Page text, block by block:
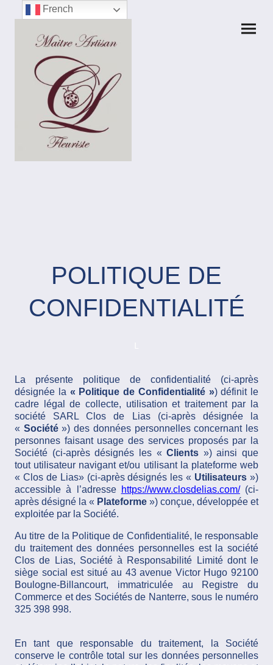
POLITIQUE DE
CONFIDENTIALITÉ
La présente politique de confidentialité (ci-après
désignée la « Politique de Confidentialité ») définit le
cadre légal de collecte, utilisation et traitement par la
société SARL Clos de Lias (ci-après désignée la
« Société») des données personnelles concernant les
personnes faisant usage des services proposés par la
Société (ci-après désignés les «Clients ») ainsi que
tout utilisateur navigant et/ou utilisant la plateforme web
« Clos de Lias» (ci-après désignés les « Utilisateurs »)
accessible à l’adresse https://www.closdelias.com/(ci-
après désigné la « Plateforme ») conçue, développée et
exploitée par la Société.
Au titre de la Politique de Confidentialité, le responsable
du traitement des données personnelles est la société
Clos de Lias, Société à Responsabilité Limité dont le
siège social est situé au 43 avenue Victor Hugo 92100
Boulogne-Billancourt, immatriculée au Registre du
Commerce et des Sociétés de Nanterre, sous le numéro
325 398 998.
En tant que responsable du traitement, la Société
conserve le contrôle total sur les données personnelles
French